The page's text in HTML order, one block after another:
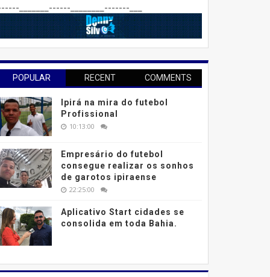
_______------________-------___
POPULAR RECENT COMMENTS
Ipirá na mira do futebol
Profissional
10:13:00
Empresário do futebol
consegue realizar os sonhos
de garotos ipiraense
22:25:00
Aplicativo Start cidades se
consolida em toda Bahia.